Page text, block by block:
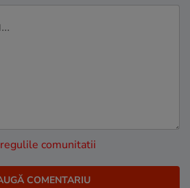
regulile comunitatii